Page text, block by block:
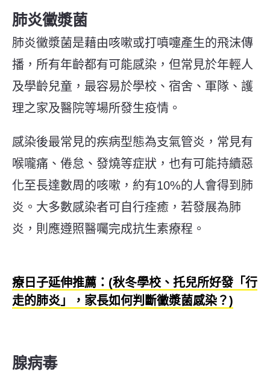
肺炎黴漿菌
肺炎黴漿菌是藉由咳嗽或打噴嚏產生的飛沫傳
播，所有年齡都有可能感染，但常見於年輕人
及學齡兒童，最容易於學校、宿舍、軍隊、護
理之家及醫院等場所發生疫情。
感染後最常見的疾病型態為支氣管炎，常見有
喉嚨痛、倦怠、發燒等症狀，也有可能持續惡
化至長達數周的咳嗽，約有10%的人會得到肺
炎。大多數感染者可自行痊癒，若發展為肺
炎，則應遵照醫囑完成抗生素療程。
療日子延伸推薦：(秋冬學校、托兒所好發「行
走的肺炎」，家長如何判斷黴漿菌感染？)
腺病毒